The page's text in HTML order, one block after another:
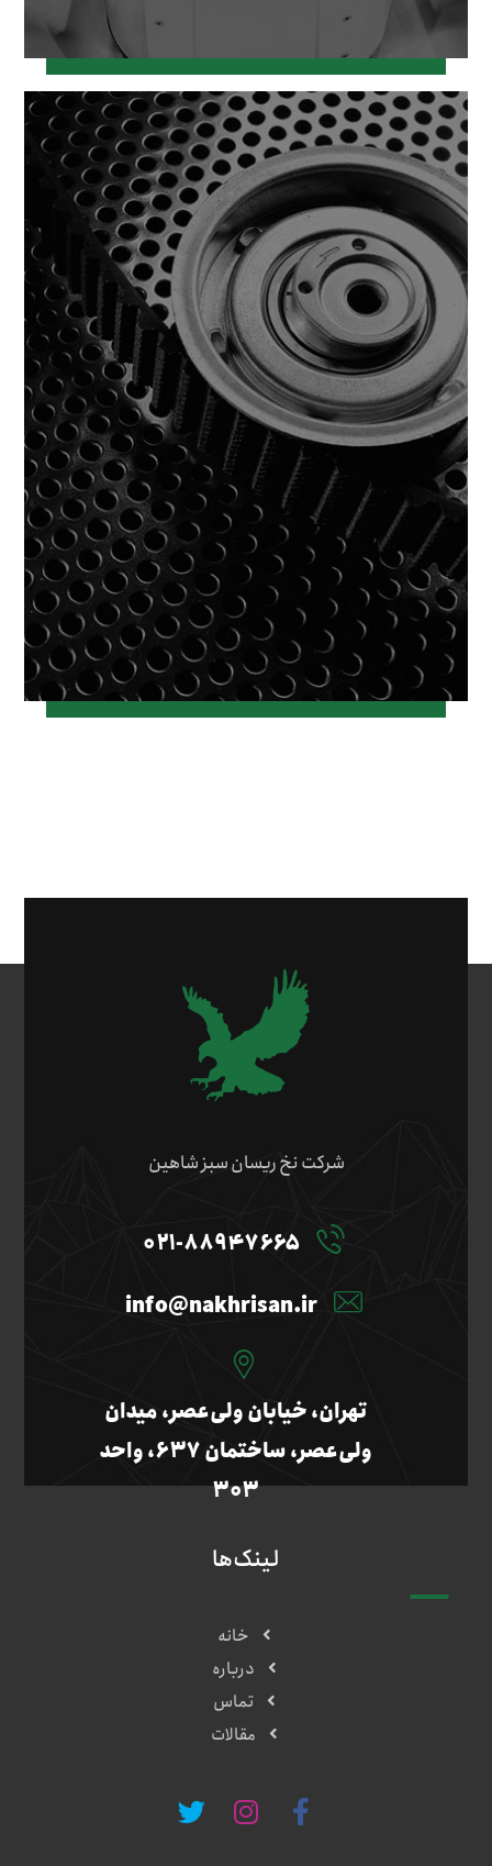
خرداد ۱۲, ۱۳۹۷
خرداد ۱۲, ۱۳۹۷
شرکت نخ ریسان سبز شاهین
۰۲۱-۸۸۹۴۷۶۶۵
info@nakhrisan.ir
تهران، خیابان ولی‌عصر، میدان
ولی‌عصر، ساختمان ۶۳۷، واحد
۳۰۳
لینک‌ها
خانه
درباره
تماس
مقالات